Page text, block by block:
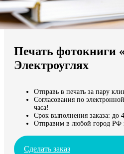
Мы доставляем по всему миру
Продолжить без города
Печать фотокниги
Электроуглях
Отправь в печать за пару
Согласования по
часа!
Срок выполнения заказа: до
Отправим в любой город РФ
Сделать заказ